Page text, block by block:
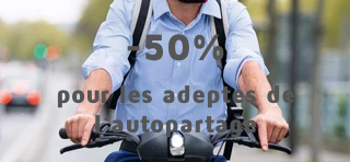
-50%
pour les adeptes de
l’autopartage